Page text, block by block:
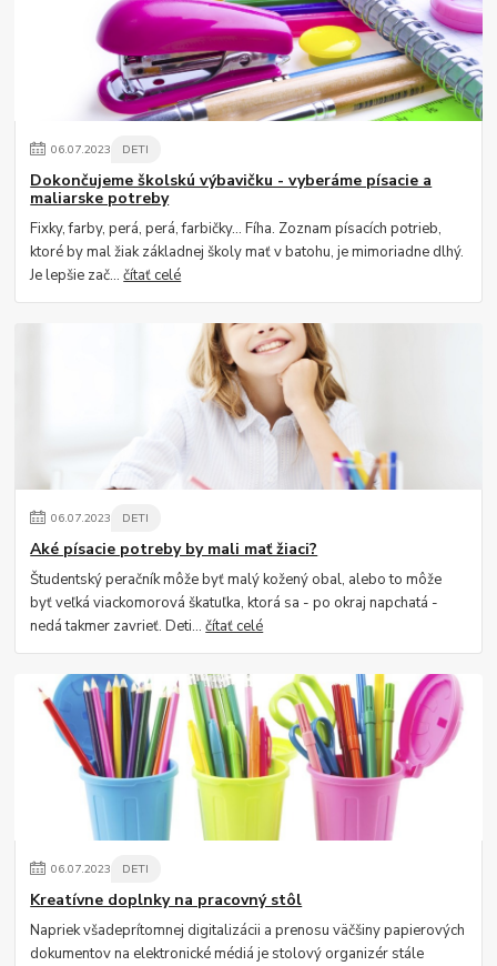
06.07.2023 DETI
Dokončujeme školskú výbavičku - vyberáme písacie a
maliarske potreby
Fixky, farby, perá, perá, farbičky... Fíha. Zoznam písacích potrieb,
ktoré by mal žiak základnej školy mať v batohu, je mimoriadne dlhý.
Je lepšie zač...čítať celé
06.07.2023 DETI
Aké písacie potreby by mali mať žiaci?
Študentský peračník môže byť malý kožený obal, alebo to môže
byť veľká viackomorová škatuľka, ktorá sa - po okraj napchatá -
nedá takmer zavrieť. Deti...čítať celé
06.07.2023 DETI
Kreatívne doplnky na pracovný stôl
Napriek všadeprítomnej digitalizácii a prenosu väčšiny papierových
dokumentov na elektronické médiá je stolový organizér stále